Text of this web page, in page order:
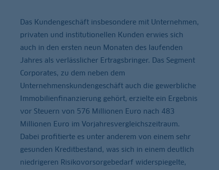
Das Kundengeschäft insbesondere mit Unternehmen,
privaten und institutionellen Kunden erwies sich
auch in den ersten neun Monaten des laufenden
Jahres als verlässlicher Ertragsbringer. Das Segment
Corporates, zu dem neben dem
Unternehmenskundengeschäft auch die gewerbliche
Immobilienfinanzierung gehört, erzielte ein Ergebnis
vor Steuern von 576 Millionen Euro nach 483
Millionen Euro im Vorjahresvergleichszeitraum.
Dabei profitierte es unter anderem von einem sehr
gesunden Kreditbestand, was sich in einem deutlich
niedrigeren Risikovorsorgebedarf widerspiegelte,